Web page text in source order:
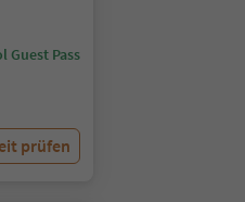
Guest Pass
prüfen